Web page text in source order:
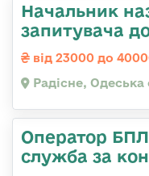
Начальник
запитувача
від 23000 до
Радісне, Одеська
Оператор
служба за